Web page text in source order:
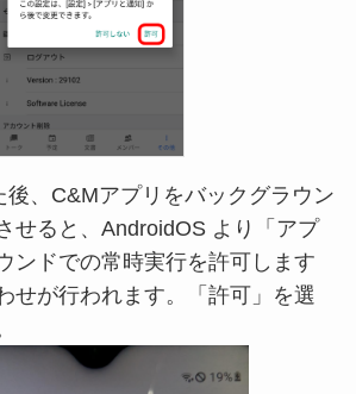
後、C&Mアプリをバックグラウン
せると、AndroidOS より「アプ
ンドでの常時実行を許可します
せが行われます。「許可」を選